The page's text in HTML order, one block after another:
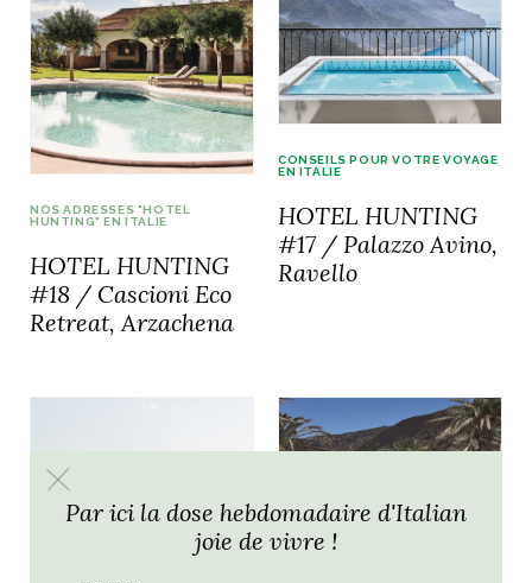
NOS ADRESSES "HOTEL
HUNTING" EN ITALIE
HOTEL HUNTING
#18 / Cascioni Eco
Retreat, Arzachena
CONSEILS POUR VOTRE VOYAGE
EN ITALIE
HOTEL HUNTING
#17 / Palazzo Avino,
Ravello
Par ici la dose hebdomadaire d'Italian
joie de vivre !